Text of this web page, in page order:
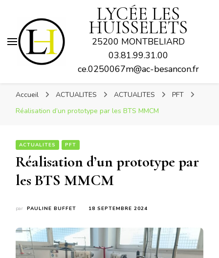
LYCÉE LES
HUISSELETS
25200 MONTBELIARD
03.81.99.31.00
ce.0250067m@ac-besancon.fr
Accueil ACTUALITES ACTUALITES
PFT
Réalisation d’un prototype par les BTS MMCM
ACTUALITES PFT
Réalisation d’un prototype par
les BTS MMCM
par PAULINE BUFFET 18 SEPTEMBRE 2024